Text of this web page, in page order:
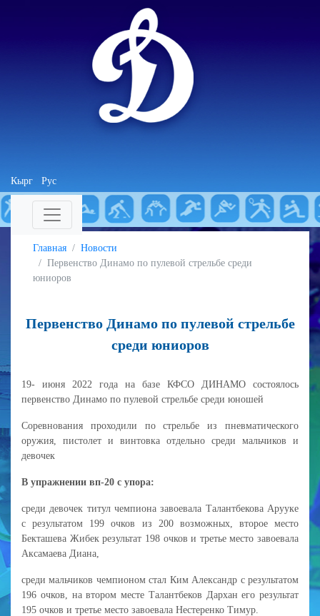
Кырг Рус
Главная
Новости
Первенство Динамо по пулевой стрельбе среди
юниоров
Первенство Динамо по пулевой стрельбе
среди юниоров
19- июня 2022 года на базе КФСО ДИНАМО состоялось
первенство Динамо по пулевой стрельбе среди юношей
Соревнования проходили по стрельбе из пневматического
оружия, пистолет и винтовка отдельно среди мальчиков и
девочек
В упражнении вп-20 с упора:
среди девочек титул чемпиона завоевала Талантбекова Арууке
с результатом 199 очков из 200 возможных, второе место
Бекташева Жибек результат 198 очков и третье место завоевала
Аксамаева Диана,
среди мальчиков чемпионом стал Ким Александр с результатом
196 очков, на втором месте Талантбеков Дархан его результат
195 очков и третье место завоевала Нестеренко Тимур.